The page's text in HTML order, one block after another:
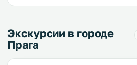
Экскурсии в городе
Прага